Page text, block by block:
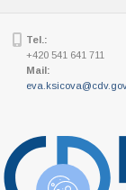
Tel.:
+420 541 641 711
Mail: